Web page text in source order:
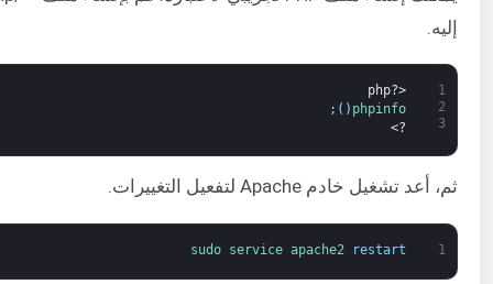
إليه.
1
2
3
<?php
phpinfo
(
)
;
?>
ثم، أعد تشغيل خادم Apache لتفعيل التغييرات.
1
sudo service apache2 restart